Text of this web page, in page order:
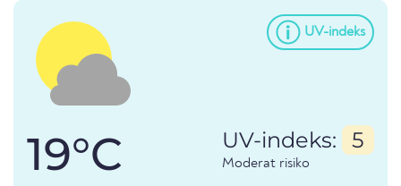
UV-indeks
19°C UV-indeks: 5
Moderat risiko